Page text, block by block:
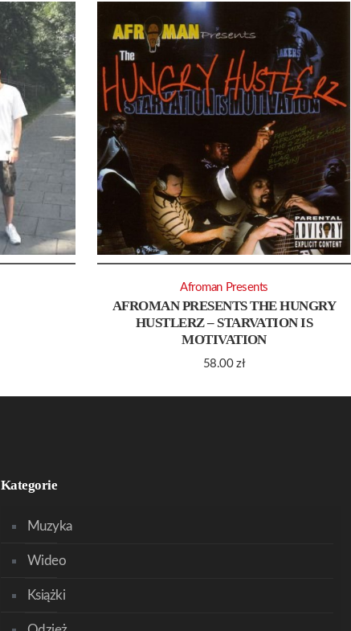
AFROMAN PRESENTS THE HUNGRY
HUSTLERZ – STARVATION IS
MOTIVATION
58.00zł
Afroman Presents
Kategorie
Muzyka
Wideo
Książki